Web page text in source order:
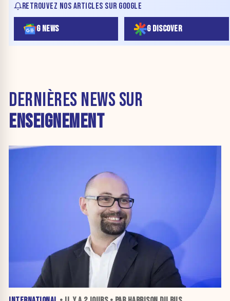
RETROUVEZ NOS ARTICLES SUR GOOGLE
G NEWS G DISCOVER
DERNIÈRES NEWS SUR
ENSEIGNEMENT